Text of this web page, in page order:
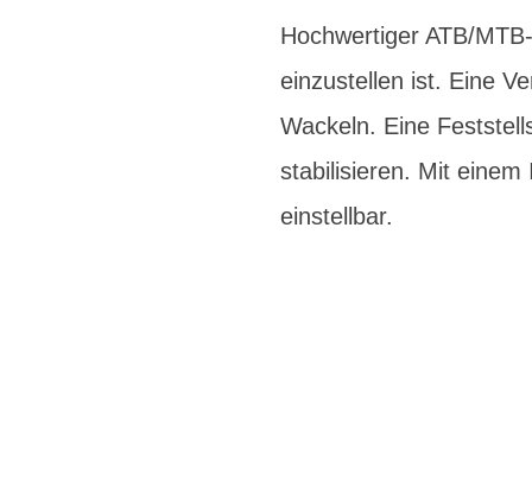
Hochwertiger ATB/
einzustellen ist. Eine
Wackeln. Eine
stabilisieren. Mit einem
einstellbar.